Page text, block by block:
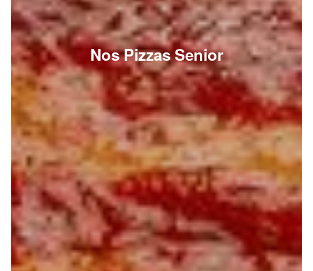
Nos Pizzas Senior